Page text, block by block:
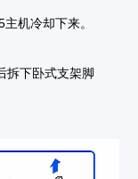
机冷却下来。
拆下卧式支架脚